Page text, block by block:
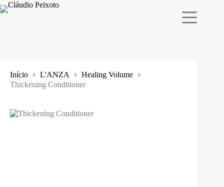
Pular
para
Início L'ANZA
Healing Volume
Thickening Conditioner